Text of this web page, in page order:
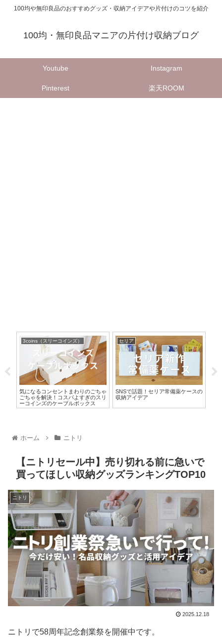
100均や無印良品のおすすめグッズ・収納アイデアや片付けのコツを紹介
100均・無印良品マニアの片付け収納ブログ
Youtube Instagram
Pinterest 楽天ROOM
3coins（スリーコインズ）
気になるコンセントまわりのごちゃ
ごちゃを解決！コスパよすぎのスリ
ーコインズのケーブルボックス
セリア
SNSで話題！セリア常備薬ケースの
収納アイデア
ホーム ニトリ
【ニトリセール中】売り切れる前に急いで
買ってほしい収納グッズランキングTOP10
ニトリ
2025.12.18
ニトリで58周年記念創業祭を開催中です。